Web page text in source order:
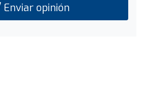
Enviar opinión